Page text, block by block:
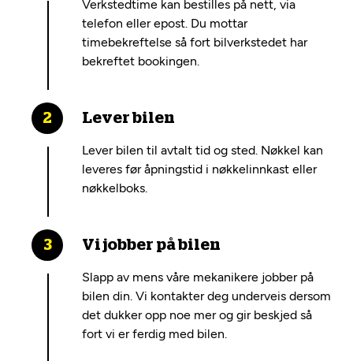
Verkstedtime kan bestilles på nett, via
telefon eller epost. Du mottar
timebekreftelse så fort bilverkstedet har
bekreftet bookingen.
Lever bilen
Lever bilen til avtalt tid og sted. Nøkkel kan
leveres før åpningstid i nøkkelinnkast eller
nøkkelboks.
Vi jobber på bilen
Slapp av mens våre mekanikere jobber på
bilen din. Vi kontakter deg underveis dersom
det dukker opp noe mer og gir beskjed så
fort vi er ferdig med bilen.